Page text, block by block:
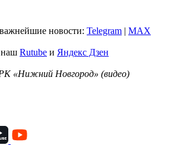
новости: Telegram | MAX
наш Rutube и Яндекс Дзен
«Нижний Новгород» (видео)